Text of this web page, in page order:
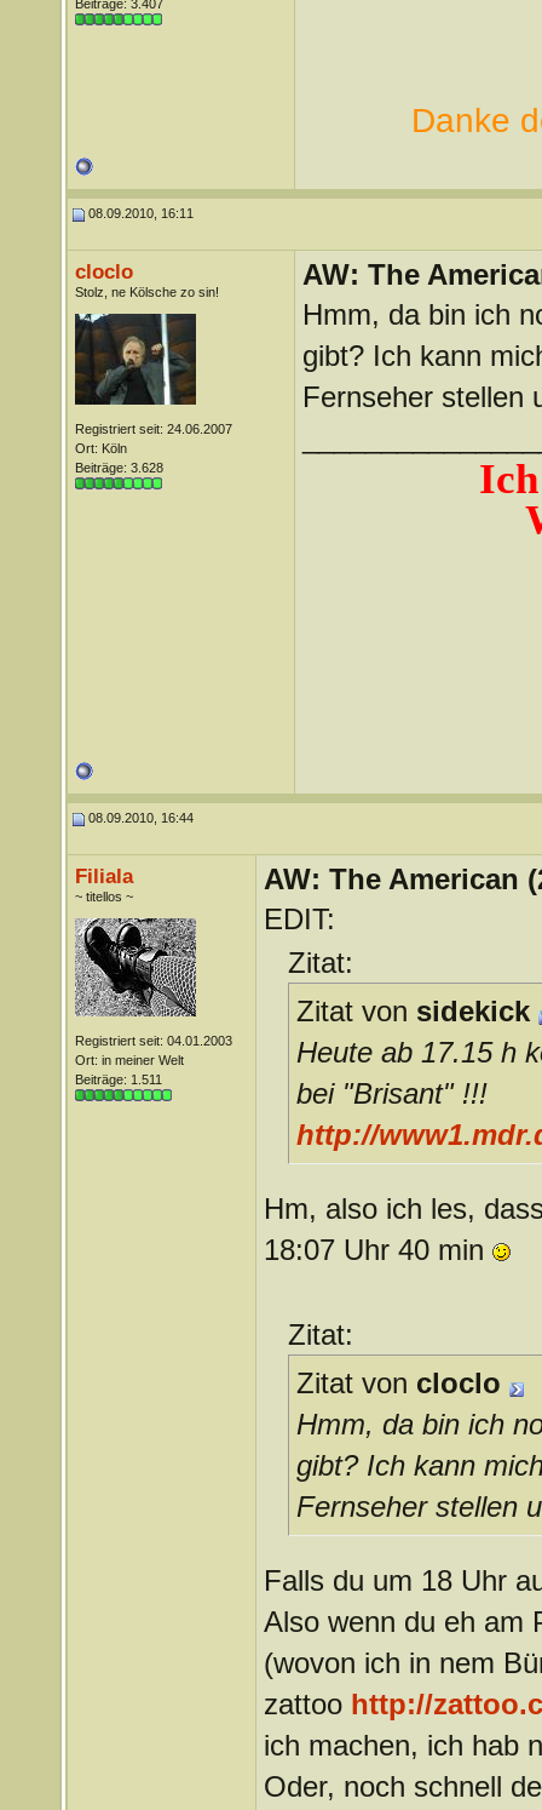
Beiträge: 3.407
Danke
08.09.2010, 16:11
cloclo
Stolz, ne Kölsche zo sin!
Registriert seit: 24.06.2007
Ort: Köln
Beiträge: 3.628
AW: The
Hmm, da bin ich
gibt? Ich kann
Fernseher stellen
08.09.2010, 16:44
Filiala
~ titellos ~
Registriert seit: 04.01.2003
Ort: in meiner Welt
Beiträge: 1.511
AW: The American
EDIT:
Zitat:
Zitat von sidekick
Heute ab 17.15 h
bei "Brisant" !!!
http://
Hm, also ich les,
18:07 Uhr 40 min
Zitat:
Zitat von cloclo
Hmm, da bin ich
gibt? Ich kann
Fernseher stellen
Falls du um 18 Uhr
Also wenn du eh am
(wovon ich in nem
zattoo http://
ich machen, ich hab
Oder, noch schnell